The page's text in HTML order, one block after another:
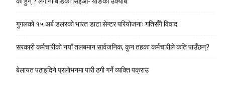
गुगलको १५ अर्ब डलरको भारत डाटा सेन्टर परियोजनाः गतिसँगै विवाद
सरकारी कर्मचारीकाे नयाँ तलबमान सार्वजनिक, कुन तहका कर्मचारीले कति पाउँछन्?
बेलायत पठाइदिने प्रलाेभनमा पारी ठगी गर्ने व्यक्ति पक्राउ